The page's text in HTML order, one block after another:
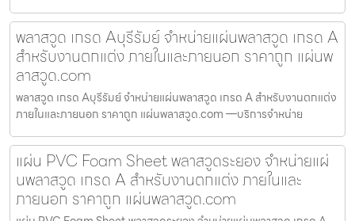
พลาสวูด เกรด Aบุรีรัมย์ จำหน่ายแผ่นพลาสวูด เกรด A
สำหรับงานตกแต่ง ภายในและภายนอก ราคาถูก แผ่นพ
ลาสวูด.com
พลาสวูด เกรด Aบุรีรัมย์ จำหน่ายแผ่นพลาสวูด เกรด A สำหรับงานตกแต่ง
ภายในและภายนอก ราคาถูก แผ่นพลาสวูด.com —บริการจำหน่าย
แผ่น PVC Foam Sheet พลาสวูดระยอง จำหน่ายแผ่
นพลาสวูด เกรด A สำหรับงานตกแต่ง ภายในและ
ภายนอก ราคาถูก แผ่นพลาสวูด.com